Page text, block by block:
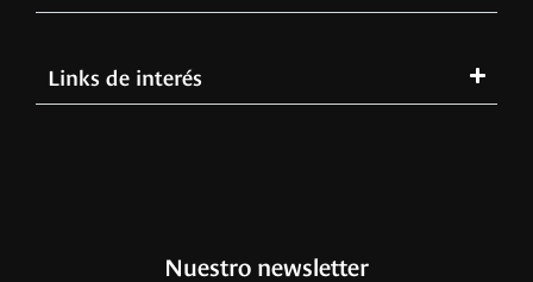
Links de interés
Nuestro newsletter